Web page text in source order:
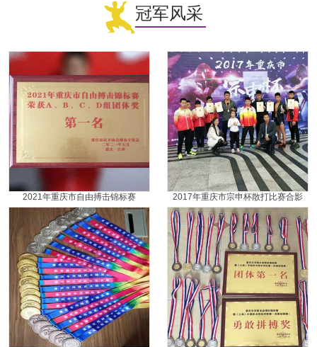
冠军风采
2021年重庆市自由搏击锦标赛 2017年重庆市宗申杯散打比赛合影